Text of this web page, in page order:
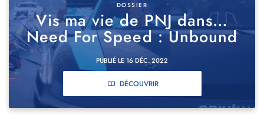
DOSSIER
Vis ma vie de PNJ dans…
Need For Speed : Unbound
PUBLIÉ LE 16 DÉC. 2022
DÉCOUVRIR